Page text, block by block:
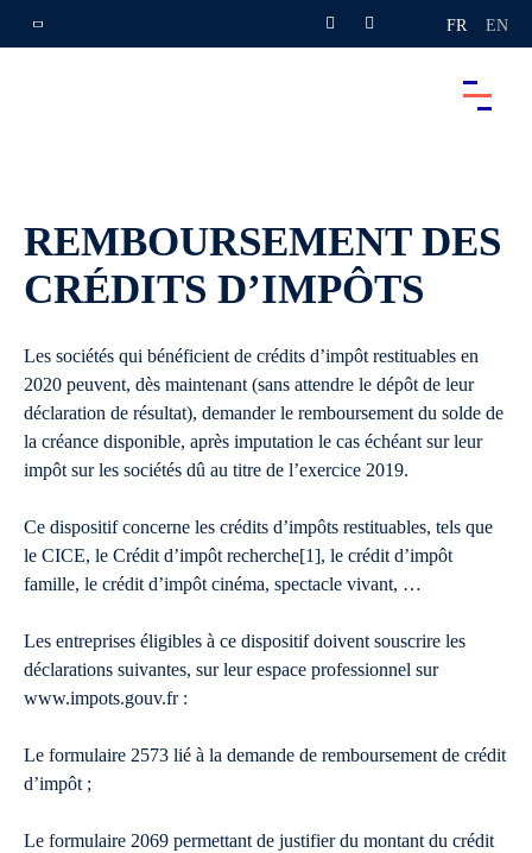
FR EN
REMBOURSEMENT DES
CRÉDITS D’IMPÔTS
Les sociétés qui bénéficient de crédits d’impôt restituables en
2020 peuvent, dès maintenant (sans attendre le dépôt de leur
déclaration de résultat), demander le remboursement du solde de
la créance disponible, après imputation le cas échéant sur leur
impôt sur les sociétés dû au titre de l’exercice 2019.
Ce dispositif concerne les crédits d’impôts restituables, tels que
le CICE, le Crédit d’impôt recherche[1], le crédit d’impôt
famille, le crédit d’impôt cinéma, spectacle vivant, …
Les entreprises éligibles à ce dispositif doivent souscrire les
déclarations suivantes, sur leur espace professionnel sur
www.impots.gouv.fr :
Le formulaire 2573 lié à la demande de remboursement de crédit
d’impôt ;
Le formulaire 2069 permettant de justifier du montant du crédit